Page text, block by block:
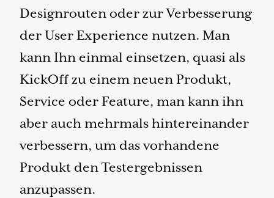
Designrouten oder zur Verbesserung
der User Experience nutzen. Man
kann Ihn einmal einsetzen, quasi als
KickOff zu einem neuen Produkt,
Service oder Feature, man kann ihn
aber auch mehrmals hintereinander
verbessern, um das vorhandene
Produkt den Testergebnissen
anzupassen.